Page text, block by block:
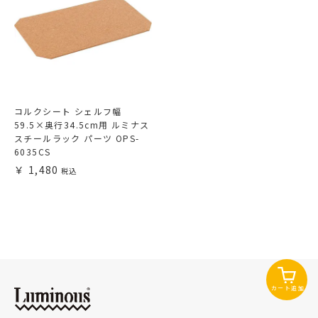
コルクシート シェルフ幅
59.5×奥行34.5cm用 ルミナス
スチールラック パーツ OPS-
6035CS
1,480
カート追加